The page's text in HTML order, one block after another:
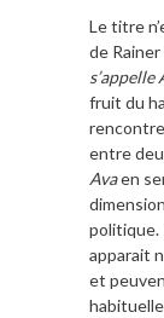
Le titre
de
s’appelle
fruit du
entre
Avaen
politique.
apparait
et